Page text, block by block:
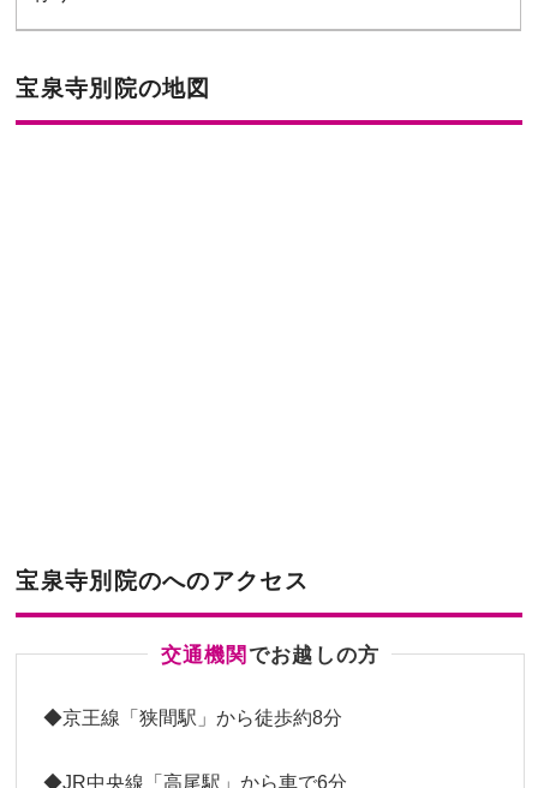
宝泉寺別院の地図
宝泉寺別院のへのアクセス
交通機関 でお越しの⽅
◆京王線「狭間駅」から徒歩約8分
◆JR中央線「高尾駅」から車で6分